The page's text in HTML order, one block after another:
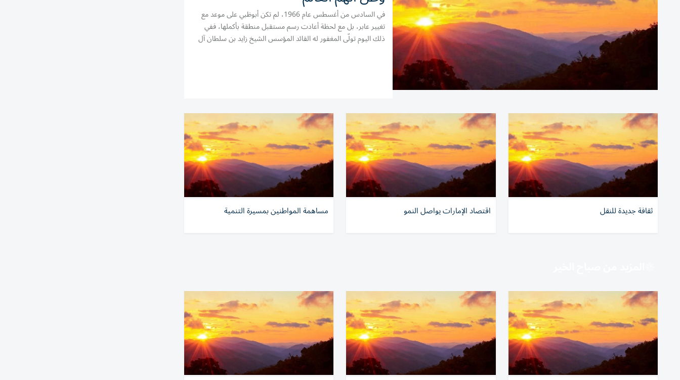
في السادس من أغسطس عام 1966، لم تكن أبوظبي على موعد مع
تغيير عابر، بل مع لحظة أعادت رسم مستقبل منطقة بأكملها، ففي
ذلك اليوم تولّى المغفور له القائد المؤسس الشيخ زايد بن سلطان آل
ثقافة جديدة للنقل اقتصاد الإمارات يواصل النمو مساهمة المواطنين بمسيرة التنمية